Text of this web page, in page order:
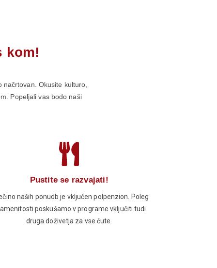
kom!
načrtovan. Okusite kulturo,
Popeljali vas bodo naši
Pustite se razvajati!
naših ponudb je vključen polpenzion. Poleg
poskušamo v programe vključiti tudi
druga doživetja za vse čute.